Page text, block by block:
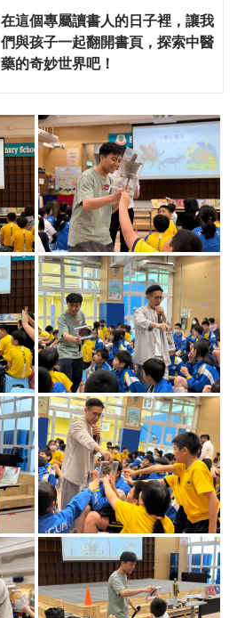
在這個專屬讀書人的日子裡，讓我
們與孩子一起翻開書頁，探索中醫
藥的奇妙世界吧！